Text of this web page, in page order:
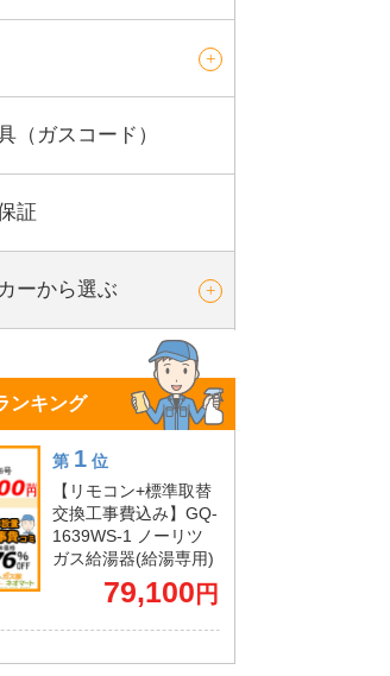
（ガスコード）
証
ーから選ぶ
ンキング
第 1位
【リモコン+標準取替
交換工事費込み】GQ-
1639WS-1 ノーリツ
ガス給湯器(給湯専用)
79,100 円